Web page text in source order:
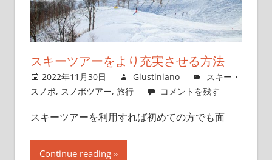
スキーツアーをより充実させる方法
2022年11月30日 Giustiniano
スキー・
スノボ, スノボツアー, 旅行 コメントを残す
スキーツアーを利用すれば初めての方でも面
Continue reading